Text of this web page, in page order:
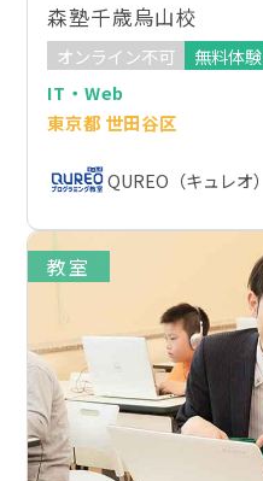
森塾千歳烏山校
オンライン不可
無料体
IT・Web
東京都 世田谷区
QUREO（キュレオ
教室